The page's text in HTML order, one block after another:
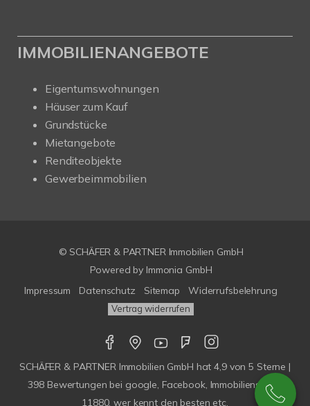
IMMOBILIENANGEBOTE
Eigentumswohnungen
Häuser zum Kauf
Grundstücke
Mietangebote
Renditeobjekte
Gewerbeimmobilien
© SCHÄFER & PARTNER Immobilien GmbH
Powered by Immonia GmbH
Impressum
Datenschutz Sitemap Widerrufsbelehrung
Vertrag widerrufen
SCHÄFER & PARTNER Immobilien GmbH hat4,9von5 Sterne |
398 Bewertungen bei google, Facebook, Immobilienscout,
11880, wer kennt den besten etc.